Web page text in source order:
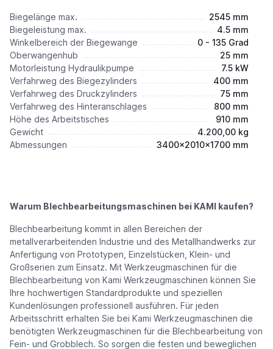
Biegelänge max.
2545 mm
Biegeleistung max.
4.5 mm
Winkelbereich der Biegewange
0 - 135 Grad
Oberwangenhub
25 mm
Motorleistung Hydraulikpumpe
7.5 kW
Verfahrweg des Biegezylinders
400 mm
Verfahrweg des Druckzylinders
75 mm
Verfahrweg des Hinteranschlages
800 mm
Höhe des Arbeitstisches
910 mm
Gewicht
4.200,00 kg
Abmessungen
3400x2010x1700 mm
Warum Blechbearbeitungsmaschinen bei KAMI kaufen?
Blechbearbeitung kommt in allen Bereichen der
metallverarbeitenden Industrie und des Metallhandwerks zur
Anfertigung von Prototypen, Einzelstücken, Klein- und
Großserien zum Einsatz. Mit Werkzeugmaschinen für die
Blechbearbeitung von Kami Werkzeugmaschinen können Sie
Ihre hochwertigen Standardprodukte und speziellen
Kundenlösungen professionell ausführen. Für jeden
Arbeitsschritt erhalten Sie bei Kami Werkzeugmaschinen die
benötigten Werkzeugmaschinen für die Blechbearbeitung von
Fein- und Grobblech. So sorgen die festen und beweglichen